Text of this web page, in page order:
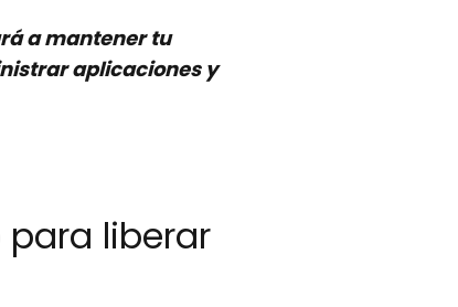
a mantener tu
aplicaciones y
para liberar